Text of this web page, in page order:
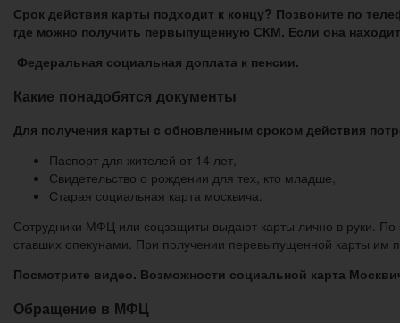
Срок действия карты подходит к концу? Позвоните по
где можно получить первыпущенную СКМ. Если она
Федеральная социальная доплата к пенсии.
Какие понадобятся документы
Для получения карты с обновленным сроком действия
Паспорт для жителей от 14 лет,
Свидетельство о рождении для тех, кто младше,
Старая социальная карта москвича.
Сотрудники МФЦ или соцзащиты выдают карты лично в руки. По
ставших опекунами. При получении перевыпущенной карты им
Посмотрите видео. Возможности социальной карта
Обращение в МФЦ